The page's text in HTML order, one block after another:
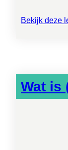
Bekijk deze
Wat is